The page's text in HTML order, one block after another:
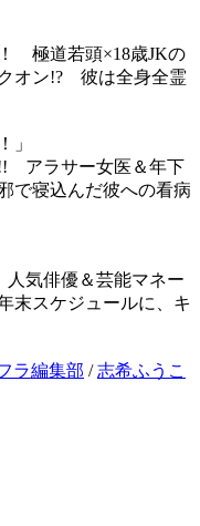
極道若頭×18歳JKの
オン!? 彼は全身全霊
！」
アラサー女医＆年下
で寝込んだ彼への看病
気俳優＆芸能マネー
末スケジュールに、キ
ラ編集部 /志希ふうこ